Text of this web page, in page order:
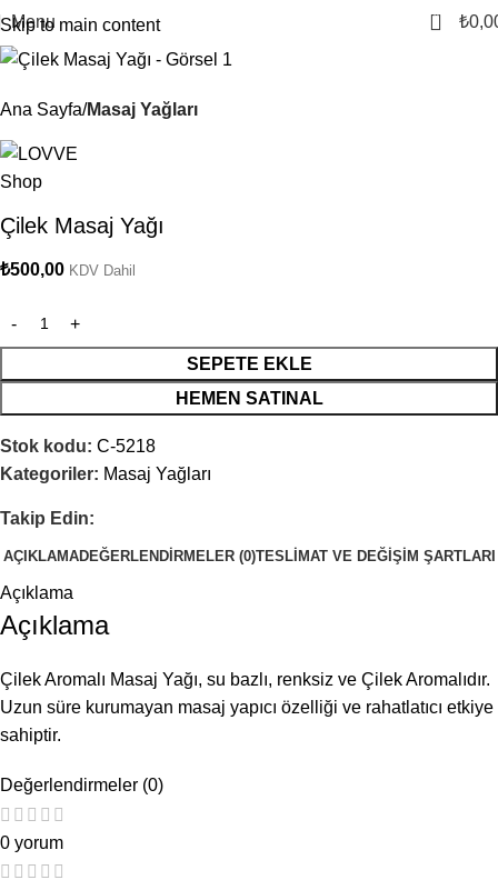
Skip to main content
Menu 0 ₺
Ana Sayfa Masaj Yağları
Çilek Masaj Yağı
₺500,00 KDV Dahil
SEPETE EKLE
HEMEN SATINAL
Stok kodu: C-5218
Kategoriler: Masaj Yağları
Takip Edin:
AÇIKLAMADEĞERLENDIRMELER (0)TESLIMAT VE DEĞIŞIM ŞARTLARI
Açıklama
Açıklama
Çilek Aromalı Masaj Yağı, su bazlı, renksiz ve Çilek Aromalıdır.
Uzun süre kurumayan masaj yapıcı özelliği ve rahatlatıcı etkiye
sahiptir.
Değerlendirmeler (0)
0 yorum